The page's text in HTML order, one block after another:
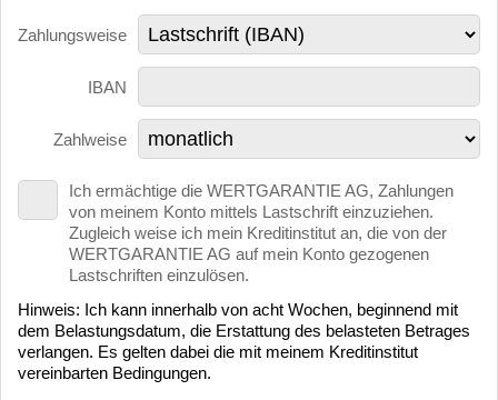
Zahlungsweise
IBAN
Zahlweise
Ich ermächtige die WERTGARANTIE AG, Zahlungen
von meinem Konto mittels Lastschrift einzuziehen.
Zugleich weise ich mein Kreditinstitut an, die von der
WERTGARANTIE AG auf mein Konto gezogenen
Lastschriften einzulösen.
Hinweis: Ich kann innerhalb von acht Wochen, beginnend mit
dem Belastungsdatum, die Erstattung des belasteten Betrages
verlangen. Es gelten dabei die mit meinem Kreditinstitut
vereinbarten Bedingungen.